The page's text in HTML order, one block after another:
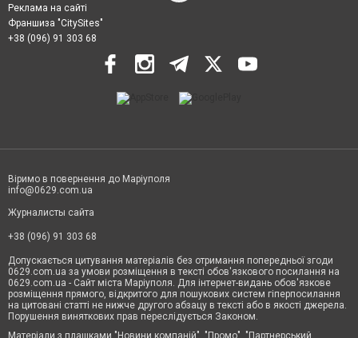
Реклама на сайті
Франшиза "CitySites"
+38 (096) 91 303 68
Віримо в повернення до Маріуполя
info@0629.com.ua
Журналисты сайта
+38 (096) 91 303 68
Допускається цитування матеріалів без отримання попередньої згоди
0629.com.ua за умови розміщення в тексті обов'язкового посилання на
0629.com.ua - Сайт міста Маріуполя. Для інтернет-видань обов'язкове
розміщення прямого, відкритого для пошукових систем гіперпосилання
на цитовані статті не нижче другого абзацу в тексті або в якості джерела.
Порушення виняткових прав переслідується Законом.
Матеріали з плашками "Новини компаній", "Промо", "Партнерський